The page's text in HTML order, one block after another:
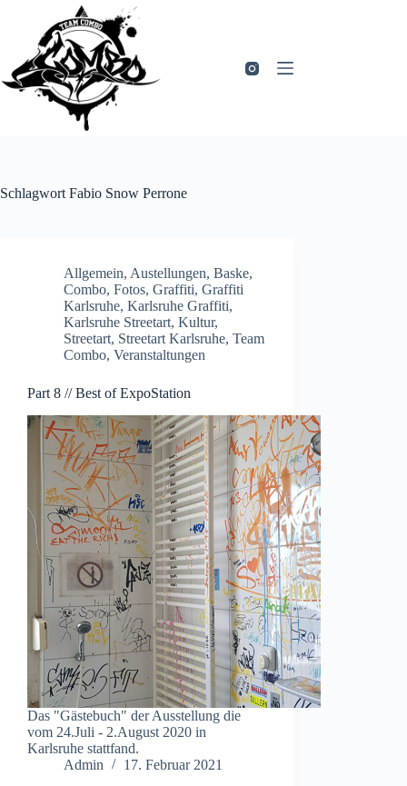
springen
Schlagwort Fabio Snow Perrone
Allgemein, Austellungen, Baske,
Combo, Fotos, Graffiti, Graffiti
Karlsruhe, Karlsruhe Graffiti,
Karlsruhe Streetart, Kultur,
Streetart, Streetart Karlsruhe, Team
Combo, Veranstaltungen
Part 8 // Best of ExpoStation
Das "Gästebuch" der Ausstellung die
vom 24.Juli - 2.August 2020 in
Karlsruhe stattfand.
Admin
17. Februar 2021